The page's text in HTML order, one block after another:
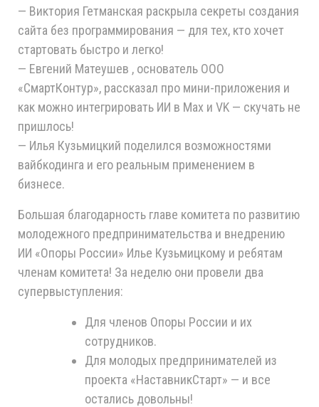
— Виктория Гетманская раскрыла секреты создания
сайта без программирования — для тех, кто хочет
стартовать быстро и легко!
— Евгений Матеушев , основатель ООО
«СмартКонтур», рассказал про мини-приложения и
как можно интегрировать ИИ в Max и VK — скучать не
пришлось!
— Илья Кузьмицкий поделился возможностями
вайбкодинга и его реальным применением в
бизнесе.
Большая благодарность главе комитета по развитию
молодежного предпринимательства и внедрению
ИИ «Опоры России» Илье Кузьмицкому и ребятам
членам комитета! За неделю они провели два
супервыступления:
Для членов Опоры России и их
сотрудников.
Для молодых предпринимателей из
проекта «НаставникСтарт» — и все
остались довольны!